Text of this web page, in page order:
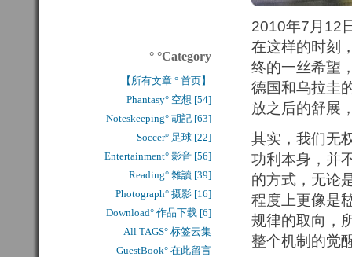
2010年7月12
在这样的时刻
终的一丝希望
德国和乌拉圭
放之后的舒展
其实，我们无
功利本身，并
的方式，无论
程度上更像是
规律的取向，
整个机制的觉
° °Category
【所有文章 ° 首页】
Phantasy° 空想 [54]
Noteskeeping° 胡記 [63]
Soccer° 足球 [22]
Entertainment° 影音 [56]
Reading° 雜讀 [39]
Photograph° 摄影 [16]
Download° 作品下载 [6]
All TAGS° 标签云集
GuestBook° 在此留言